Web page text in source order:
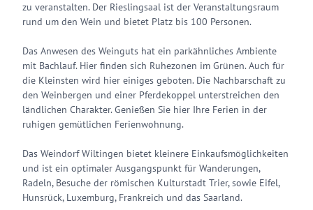
zu veranstalten. Der Rieslingsaal ist der Veranstaltungsraum
rund um den Wein und bietet Platz bis 100 Personen.
Das Anwesen des Weinguts hat ein parkähnliches Ambiente
mit Bachlauf. Hier finden sich Ruhezonen im Grünen. Auch für
die Kleinsten wird hier einiges geboten. Die Nachbarschaft zu
den Weinbergen und einer Pferdekoppel unterstreichen den
ländlichen Charakter. Genießen Sie hier Ihre Ferien in der
ruhigen gemütlichen Ferienwohnung.
Das Weindorf Wiltingen bietet kleinere Einkaufsmöglichkeiten
und ist ein optimaler Ausgangspunkt für Wanderungen,
Radeln, Besuche der römischen Kulturstadt Trier, sowie Eifel,
Hunsrück, Luxemburg, Frankreich und das Saarland.